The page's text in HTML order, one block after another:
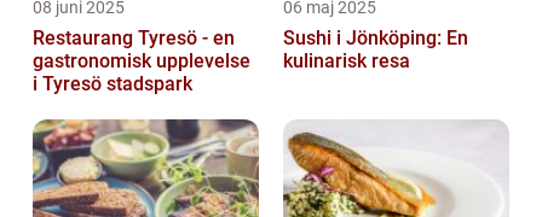
08 juni 2025
Restaurang Tyresö - en
gastronomisk upplevelse
i Tyresö stadspark
06 maj 2025
Sushi i Jönköping: En
kulinarisk resa